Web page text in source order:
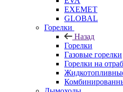
EXEMET
GLOBAL
Горелки
Назад
Горелки
Газовые горелки
Горелки на